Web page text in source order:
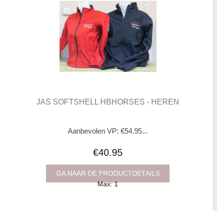
JAS SOFTSHELL HBHORSES - HEREN
Aanbevolen VP: €54.95...
€40.95
GA NAAR DE PRODUCTDETAILS
Max: 1